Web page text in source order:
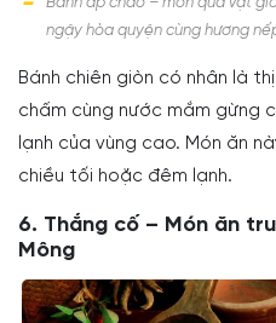
Bánh áp chao – món quà vặt
ngậy hòa quyện cùng hương
Bánh chiên giòn có nhân là
chấm cùng nước mắm
lạnh của vùng cao. Món ăn
chiều tối hoặc đêm lạnh.
6. Thắng cố – Món ăn
Mông